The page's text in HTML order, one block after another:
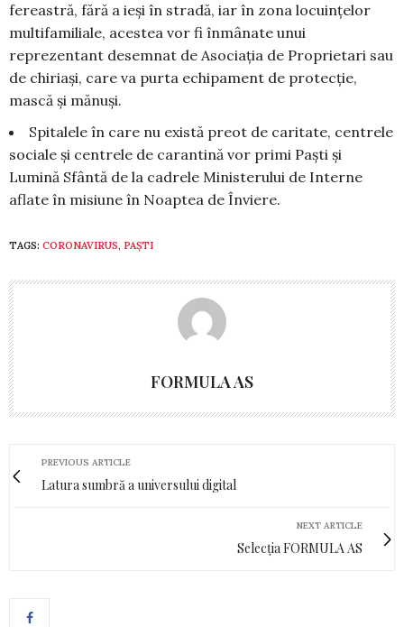
fereastră, fără a ieși în stradă, iar în zona locuințelor
multifamiliale, acestea vor fi înmânate unui
reprezentant desemnat de Asociația de Proprietari sau
de chiriași, care va purta echipament de protecție,
mască și mănuși.
Spitalele în care nu există preot de caritate, centrele
sociale și centrele de carantină vor primi Paști și
Lumină Sfântă de la cadrele Ministerului de Interne
aflate în misiune în Noaptea de Înviere.
TAGS: CORONAVIRUS, PAȘTI
FORMULA AS
PREVIOUS ARTICLE
Latura sumbră a universului digital
NEXT ARTICLE
Selecția FORMULA AS